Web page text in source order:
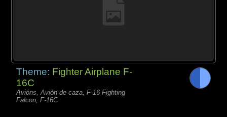
Theme: Fighter Airplane F-
16C
Avións, Avión de caza, F-16 Fighting
Falcon, F-16C